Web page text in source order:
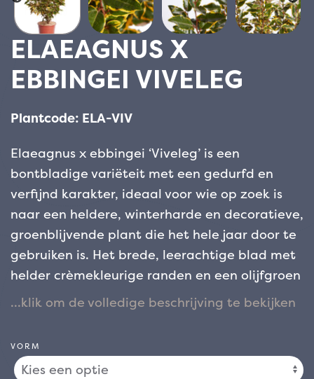
ELAEAGNUS X
EBBINGEI VIVELEG
Plantcode: ELA-VIV
Elaeagnus x ebbingei ‘Viveleg’ is een
bontbladige variëteit met een gedurfd en
verfijnd karakter, ideaal voor wie op zoek is
naar een heldere, winterharde en decoratieve,
groenblijvende plant die het hele jaar door te
gebruiken is. Het brede, leerachtige blad met
helder crèmekleurige randen en een olijfgroen
hart trekt direct de aandacht en creëert een
opvallend visueel contrast dat zelfs de meest
Dankzij de compacte, goed vertakte vorm is
VORM